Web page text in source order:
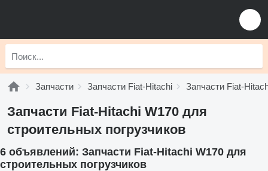
Запчасти Запчасти Fiat-Hitachi Запчасти Fiat-
Запчасти Fiat-Hitachi W170 для
строительных погрузчиков
6 объявлений: Запчасти Fiat-Hitachi W170 для
строительных погрузчиков